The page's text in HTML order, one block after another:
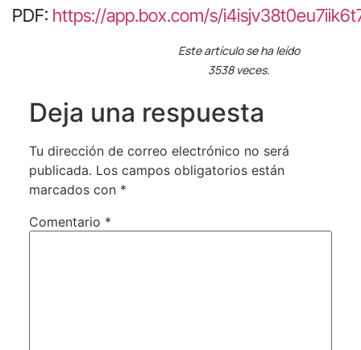
PDF: https://app.box.com/s/
Este artículo se ha leído
3538 veces.
Deja una respuesta
Tu dirección de correo electrónico no será
publicada. Los campos obligatorios están
marcados con *
Comentario *